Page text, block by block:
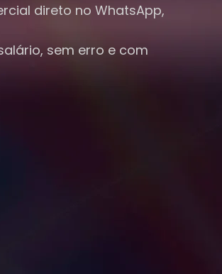
direto no WhatsApp,
sem erro e com